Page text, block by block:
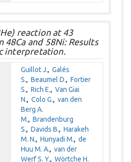
reaction at 43
48Ca and 58Ni: Results
interpretation.
Guillot J.,Galés
S.,Beaumel D.,Fortier
S.,Rich E.,Van Giai
N.,Colo G.,van den
Berg A.
M.,Brandenburg
S.,Davids B.,Harakeh
M. N.,Hunyadi M.,de
Huu M. A.,van der
Werf S. Y.,Wörtche H.